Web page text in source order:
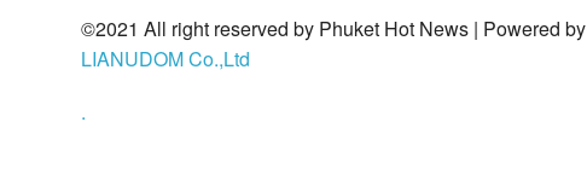
©2021 All right reserved by Phuket Hot News | Powered by
LIANUDOM Co.,Ltd
.